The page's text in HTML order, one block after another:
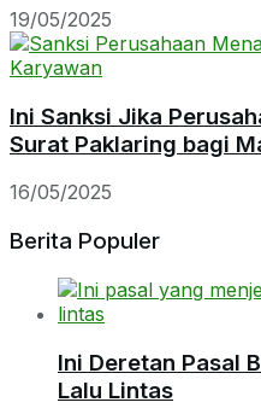
19/05/2025
Ini Sanksi Jika
Surat Paklaring bagi
16/05/2025
Berita Populer
Ini Deretan Pasal
Lalu Lintas